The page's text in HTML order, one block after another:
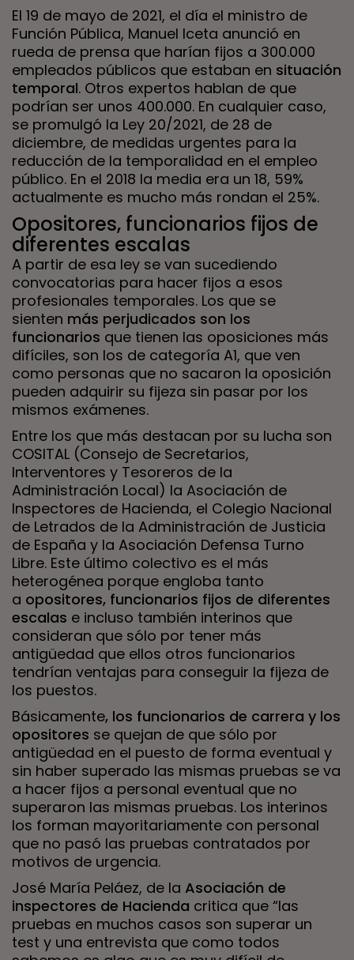
El 19 de mayo de 2021, el día el ministro de
Función Pública, Manuel Iceta anunció en
rueda de prensa que harían fijos a 300.000
empleados públicos que estaban en situación
temporal. Otros expertos hablan de que
podrían ser unos 400.000. En cualquier caso,
se promulgó la Ley 20/2021, de 28 de
diciembre, de medidas urgentes para la
reducción de la temporalidad en el empleo
público. En el 2018 la media era un 18, 59%
actualmente es mucho más rondan el 25%.
Opositores, funcionarios fijos de
diferentes escalas
A partir de esa ley se van sucediendo
convocatorias para hacer fijos a esos
profesionales temporales. Los que se
sienten más perjudicados son los
funcionarios que tienen las oposiciones más
difíciles, son los de categoría A1, que ven
como personas que no sacaron la oposición
pueden adquirir su fijeza sin pasar por los
mismos exámenes.
Entre los que más destacan por su lucha son
COSITAL (Consejo de Secretarios,
Interventores y Tesoreros de la
Administración Local) la Asociación de
Inspectores de Hacienda, el Colegio Nacional
de Letrados de la Administración de Justicia
de España y la Asociación Defensa Turno
Libre. Este último colectivo es el más
heterogénea porque engloba tanto
a opositores, funcionarios fijos de diferentes
escalas e incluso también interinos que
consideran que sólo por tener más
antigüedad que ellos otros funcionarios
tendrían ventajas para conseguir la fijeza de
los puestos.
Básicamente, los funcionarios de carrera y los
opositores se quejan de que sólo por
antigüedad en el puesto de forma eventual y
sin haber superado las mismas pruebas se va
a hacer fijos a personal eventual que no
superaron las mismas pruebas. Los interinos
los forman mayoritariamente con personal
que no pasó las pruebas contratados por
motivos de urgencia.
José María Peláez, de la Asociación de
inspectores de Hacienda critica que “las
pruebas en muchos casos son superar un
test y una entrevista que como todos